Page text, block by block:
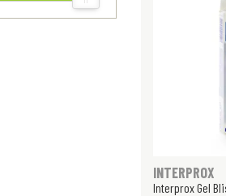
INTERPROX
Interprox Gel